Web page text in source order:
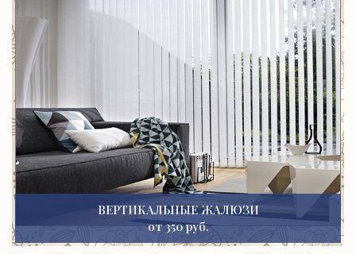
ВЕРТИКАЛЬНЫЕ ЖАЛЮЗИ
от 350 руб.